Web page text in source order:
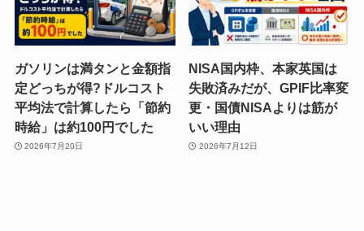
ガソリンは満タンと金額指
定どっちが得?ドルコスト
平均法で計算したら「節約
時給」は約100円でした
2026年7月20日
NISA国内枠、本家英国は
失敗済みだが、GPIF比率変
更・国債NISAよりは筋が
いい理由
2026年7月12日